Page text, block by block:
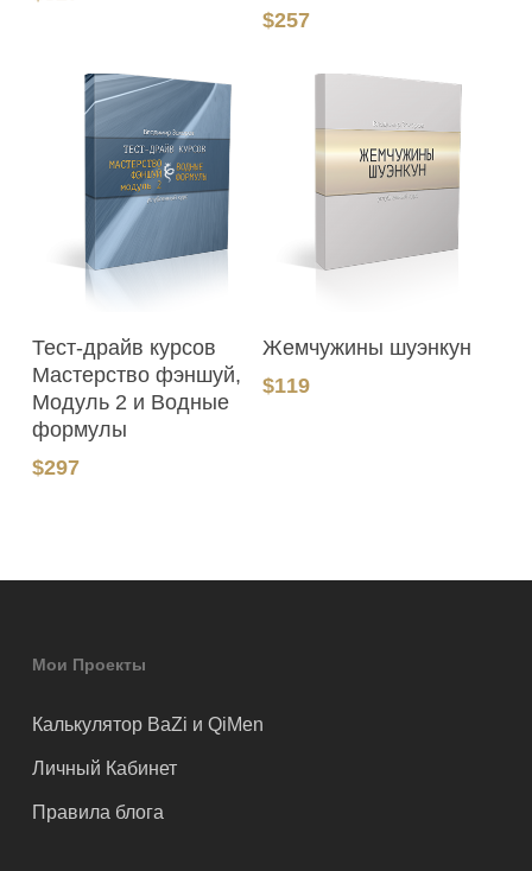
$257
В Корзину
Тест-драйв курсов
Мастерство фэншуй,
Модуль 2 и Водные
формулы
$297
Жемчужины шуэнкун
$119
Мои Проекты
Калькулятор BaZi и QiMen
Личный Кабинет
Правила блога